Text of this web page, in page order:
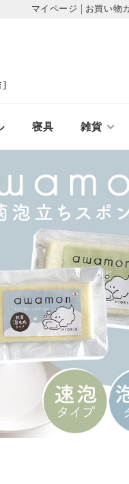
マイページ お買い物
寝具 雑貨